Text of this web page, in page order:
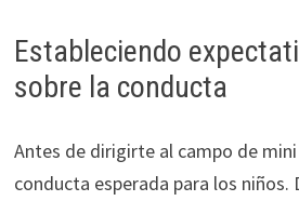
Estableciendo
sobre la conducta
Antes de dirigirte al campo de
conducta esperada para los niños.